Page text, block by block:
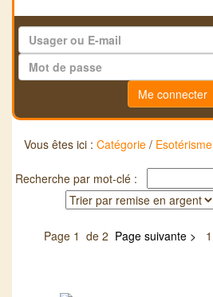
Me connecter
Vous êtes ici : Catégorie / Esotérisme
Recherche par mot-clé :
Page 1 de 2 Page suivante > 1